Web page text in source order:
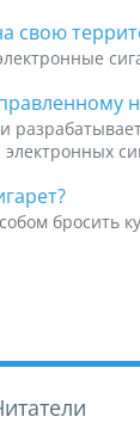
свою
бросить